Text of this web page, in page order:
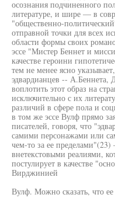
осознания подчиненного
литературе, и шире — в
"общественно-
отправной точки для всех
области формы своих
эссе "Мистер Беннет и
качестве героини
тем не менее ясно
эдвардианцев -- А.Беннета,
воплотить этот образ на
исключительно с их
различий в сфере пола и
в том же эссе Вулф прямо
писателей, говоря, что
самими персонажами или
чем-то за ее пределами"(23)
внетекстовыми реалиями,
постулирует в качестве
Вирджинией
Вулф. Можно сказать, что